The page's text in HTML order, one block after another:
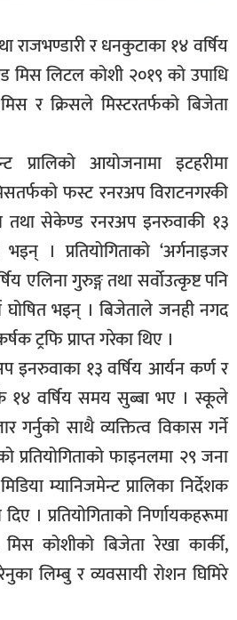
राजभण्डारी र धनकुटाका १४ वर्षिय
मिस लिटल कोशी २०१९ को उपाधि
र क्रिसले मिस्टरतर्फको बिजेता
प्रालिको आयोजनामा इटहरीमा
फस्ट रनरअप विराटनगरकी
तथा सेकेण्ड रनरअप इनरुवाकी १३
भइन् । प्रतियोगिताको ‘अर्गनाइजर
एलिना गुरुङ्ग तथा सर्वोउत्कृष्ट पनि
घोषित भइन् । बिजेताले जनही नगद
ट्रफि प्राप्त गरेका थिए ।
इनरुवाका १३ वर्षिय आर्यन कर्ण र
वर्षिय समय सुब्बा भए । स्कूले
गर्नुको साथै व्यक्तित्व विकास गर्ने
प्रतियोगिताको फाइनलमा २९ जना
म्यानिजमेन्ट प्रालिका निर्देशक
। प्रतियोगिताको निर्णायकहरूमा
कोशीको बिजेता रेखा कार्की,
लिम्बु र व्यवसायी रोशन घिमिरे